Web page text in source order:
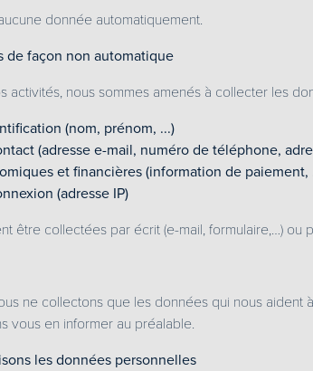
donnée automatiquement.
de façon non automatique
activités, nous sommes amenés à collecter les
(nom, prénom, ...)
(adresse e-mail, numéro de téléphone,
et financières (information de paiement,
(adresse IP)
être collectées par écrit (e-mail, formulaire,…) ou
ne collectons que les données qui nous
vous en informer au préalable.
les données personnelles